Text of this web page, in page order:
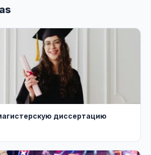
диссертацию